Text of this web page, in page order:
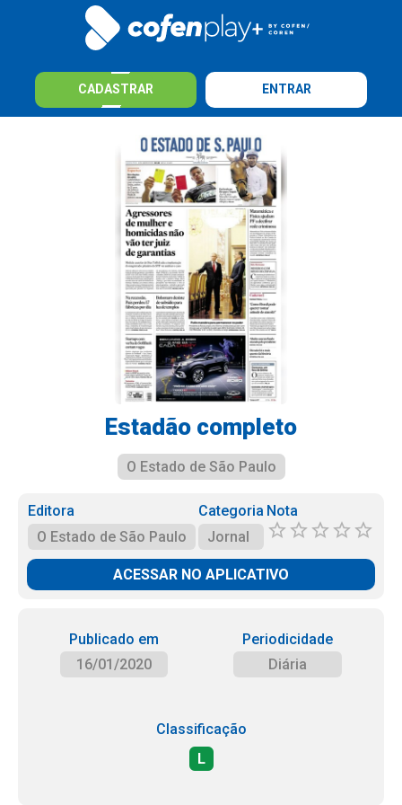
CADASTRAR ENTRAR
Estadão completo
O Estado de São Paulo
Editora
O Estado de São Paulo
Categoria
Jornal
Nota
ACESSAR NO APLICATIVO
Publicado em
16/01/2020
Periodicidade
Diária
Classificação
L